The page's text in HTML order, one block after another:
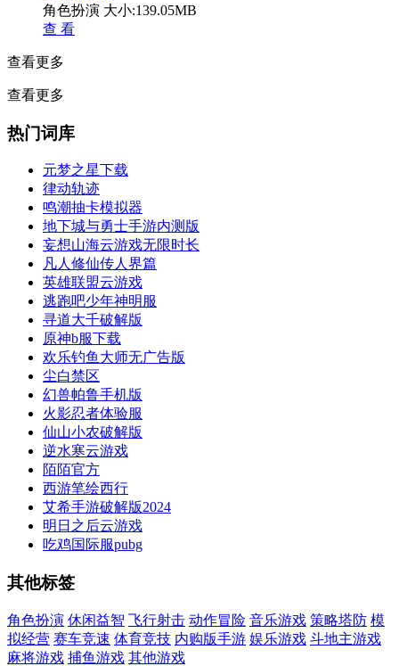
角色扮演 大小:139.05MB
查 看
查看更多
查看更多
热门词库
元梦之星下载
律动轨迹
鸣潮抽卡模拟器
地下城与勇士手游内测版
妄想山海云游戏无限时长
凡人修仙传人界篇
英雄联盟云游戏
逃跑吧少年神明服
寻道大千破解版
原神b服下载
欢乐钓鱼大师无广告版
尘白禁区
幻兽帕鲁手机版
火影忍者体验服
仙山小农破解版
逆水寒云游戏
陌陌官方
西游笔绘西行
艾希手游破解版2024
明日之后云游戏
吃鸡国际服pubg
其他标签
角色扮演 休闲益智 飞行射击 动作冒险 音乐游戏 策略塔防 模
拟经营 赛车竞速 体育竞技 内购版手游 娱乐游戏 斗地主游戏
麻将游戏 捕鱼游戏 其他游戏